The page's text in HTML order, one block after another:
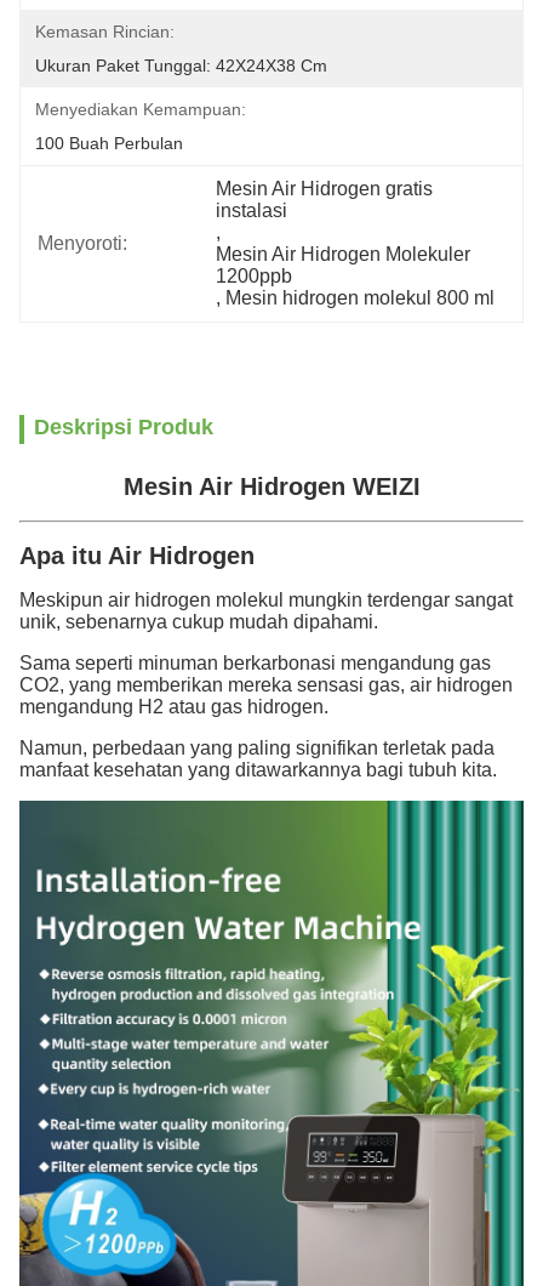
Kemasan Rincian:
Ukuran Paket Tunggal: 42X24X38 Cm
Menyediakan Kemampuan:
100 Buah Perbulan
Menyoroti:
Mesin Air Hidrogen gratis
instalasi
,
Mesin Air Hidrogen Molekuler
1200ppb
, Mesin hidrogen molekul 800 ml
Deskripsi Produk
Mesin Air Hidrogen WEIZI
Apa itu Air Hidrogen
Meskipun air hidrogen molekul mungkin terdengar sangat
unik, sebenarnya cukup mudah dipahami.
Sama seperti minuman berkarbonasi mengandung gas
CO2, yang memberikan mereka sensasi gas, air hidrogen
mengandung H2 atau gas hidrogen.
Namun, perbedaan yang paling signifikan terletak pada
manfaat kesehatan yang ditawarkannya bagi tubuh kita.